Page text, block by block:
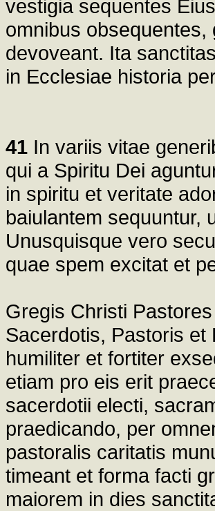
vestigia sequentes
omnibus
devoveant. Ita
in Ecclesiae historia
41 In variis vitae
qui a Spiritu Dei
in spiritu et veritate
baiulantem sequuntur,
Unusquisque vero
quae spem excitat et
Gregis Christi
Sacerdotis, Pastoris et
humiliter et fortiter
etiam pro eis erit
sacerdotii electi,
praedicando, per
pastoralis caritatis
timeant et forma facti
maiorem in dies